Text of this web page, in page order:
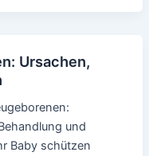
Ursachen,
und
Baby schützen